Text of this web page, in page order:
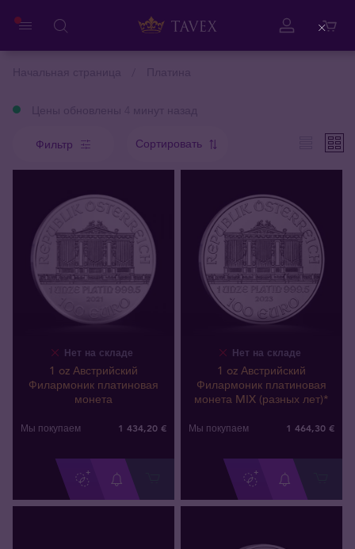
Фильтр Сортировать
Нет на складе
1 oz Австрийский
Филармоник платиновая
монета
Мы покупаем 1 434,20 €
Нет на складе
1 oz Австрийский
Филармоник платиновая
монета MIX (разных лет)*
Мы покупаем 1 464,30 €
Close